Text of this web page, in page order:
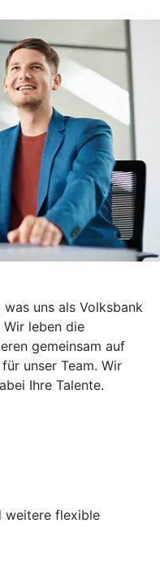
uns als Volksbank
leben die
gemeinsam auf
unser Team. Wir
Ihre Talente.
weitere flexible